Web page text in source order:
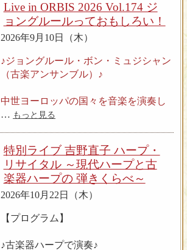
Live in ORBIS 2026 Vol.174 ジ
ョングルールっておもしろい！
2026年9月10日（木）
♪ジョングルール・ボン・ミュジシャン
（古楽アンサンブル）♪
中世ヨーロッパの国々を音楽を演奏し
ながら旅していた放浪楽師ジョングル
様々な古楽器を駆使し、中世・ルネサ
ンスの歌曲・器楽曲を 演奏するアンサ
ンブル。1998年近藤治夫を中心として
結成。「民衆のエンターテイナーとし
イブハウス・路上パフォーマンスな
… もっと見る
特別ライブ 吉野直子 ハープ・
リサイタル ～現代ハープと古
楽器ハープの 弾きくらべ～
2026年10月22日（木）
【プログラム】
♪古楽器ハープで演奏♪